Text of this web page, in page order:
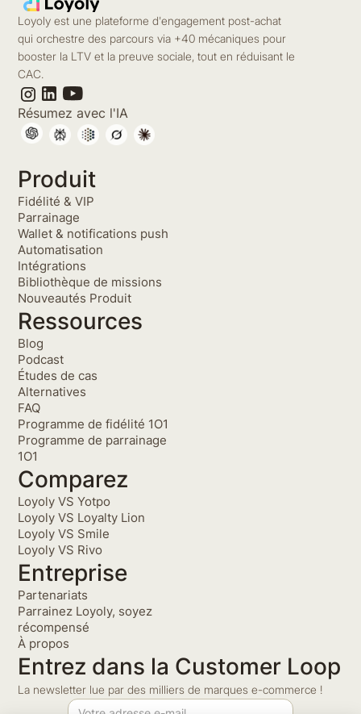
Loyoly est une plateforme d'engagement post-achat
qui orchestre des parcours via +40 mécaniques pour
booster la LTV et la preuve sociale, tout en réduisant le
CAC.
Résumez avec l'IA
Produit
Fidélité & VIP
Parrainage
Wallet & notifications push
Automatisation
Intégrations
Bibliothèque de missions
Nouveautés Produit
Ressources
Blog
Podcast
Études de cas
Alternatives
FAQ
Programme de fidélité 1O1
Programme de parrainage
1O1
Comparez
Loyoly VS Yotpo
Loyoly VS Loyalty Lion
Loyoly VS Smile
Loyoly VS Rivo
Entreprise
Partenariats
Parrainez Loyoly, soyez
récompensé
À propos
Entrez dans la Customer Loop
La newsletter lue par des milliers de marques e-commerce !